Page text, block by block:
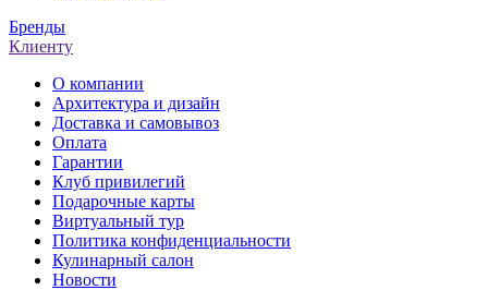
Бренды
Клиенту
О компании
Архитектура и дизайн
Доставка и самовывоз
Оплата
Гарантии
Клуб привилегий
Подарочные карты
Виртуальный тур
Политика конфиденциальности
Кулинарный салон
Новости